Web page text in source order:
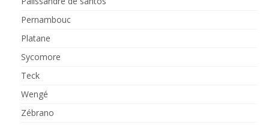
Pernambouc
Platane
Sycomore
Teck
Wengé
Zébrano